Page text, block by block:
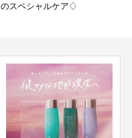
のスペシャルケア♢